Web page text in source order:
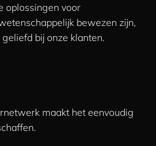
oplossingen voor
bewezen zijn,
bij onze klanten.
maakt het eenvoudig